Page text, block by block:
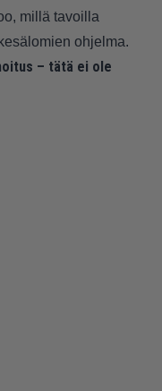
millä tavoilla
ohjelma.
– tätä ei ole